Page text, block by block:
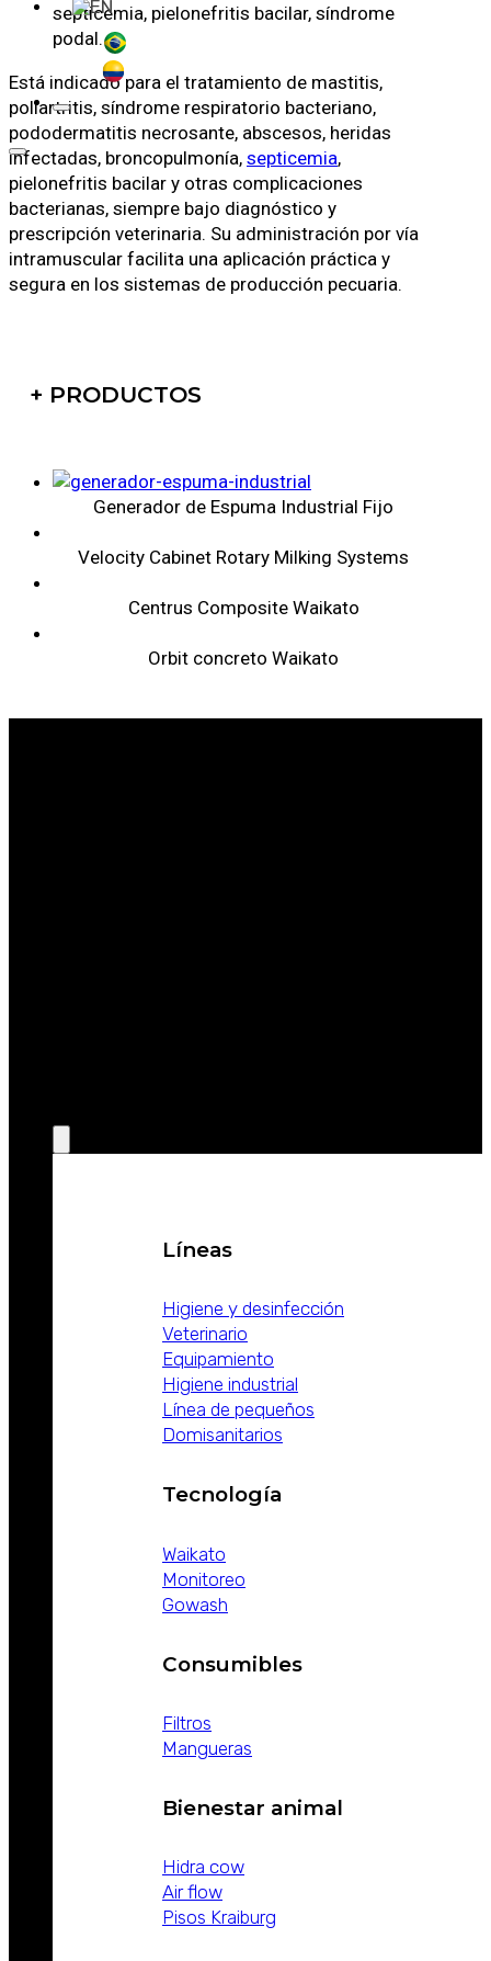
septicemia, pielonefritis bacilar, síndrome
podal.
Está indicado para el tratamiento de mastitis,
poliartritis, síndrome respiratorio bacteriano,
pododermatitis necrosante, abscesos, heridas
infectadas, broncopulmonía, septicemia,
pielonefritis bacilar y otras complicaciones
bacterianas, siempre bajo diagnóstico y
prescripción veterinaria. Su administración por vía
intramuscular facilita una aplicación práctica y
segura en los sistemas de producción pecuaria.
+ PRODUCTOS
Generador de Espuma Industrial Fijo
Velocity Cabinet Rotary Milking Systems
Centrus Composite Waikato
Orbit concreto Waikato
Líneas
Higiene y desinfección
Veterinario
Equipamiento
Higiene industrial
Línea de pequeños
Domisanitarios
Tecnología
Waikato
Monitoreo
Gowash
Consumibles
Filtros
Mangueras
Bienestar animal
Hidra cow
Air flow
Pisos Kraiburg